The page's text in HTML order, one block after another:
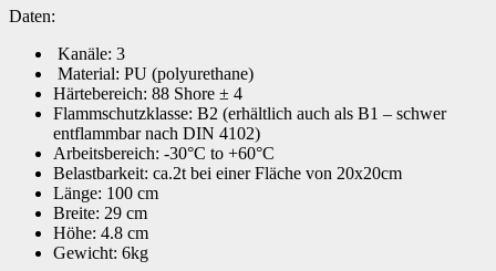
Daten:
Kanäle: 3
Material: PU (polyurethane)
Härtebereich: 88 Shore ± 4
Flammschutzklasse: B2 (erhältlich auch als B1 – schwer
entflammbar nach DIN 4102)
Arbeitsbereich: -30°C to +60°C
Belastbarkeit: ca.2t bei einer Fläche von 20x20cm
Länge: 100 cm
Breite: 29 cm
Höhe: 4.8 cm
Gewicht: 6kg